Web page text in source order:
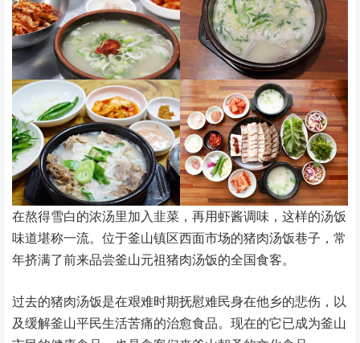
在熬得雪白的浓汤里加入韭菜，再用虾酱调味，这样的汤饭
味道堪称一流。位于釜山镇区西面市场的猪肉汤饭巷子，常
年挤满了前来品尝釜山元祖猪肉汤饭的全国食客。
过去的猪肉汤饭是在艰难时期抚慰难民身在他乡的悲伤，以
及缓解釜山平民生活苦痛的治愈食品。现在的它已成为釜山